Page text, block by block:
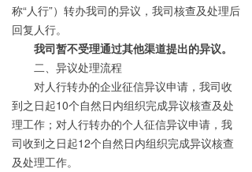
称“人行”）转办我司的异议，我司核查及处理后
回复人行。
我司暂不受理通过其他渠道提出的异议。
二、异议处理流程
对人行转办的企业征信异议申请，我司收
到之日起10个自然日内组织完成异议核查及处
理工作；对人行转办的个人征信异议申请，我
司收到之日起12个自然日内组织完成异议核查
及处理工作。